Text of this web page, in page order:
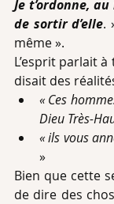
Je t’ordonne,
de sortir d’elle.
même ».
L’esprit parlait
disait des
« Ces
Dieu Très-
« ils vous
»
Bien que cette
de dire des